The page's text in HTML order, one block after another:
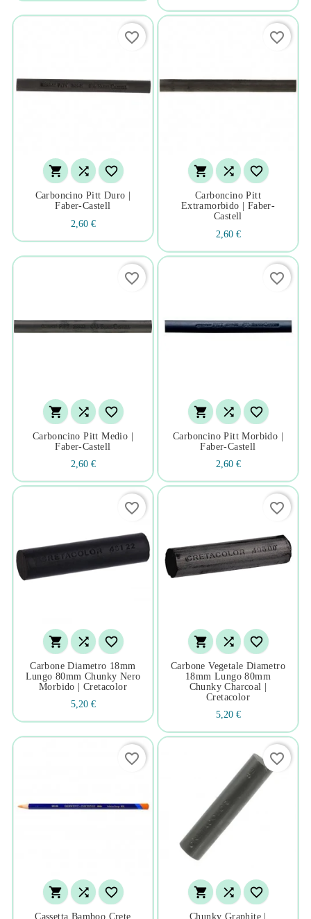
  
Carboncino Pitt Duro |
Faber-Castell
2,60 €
favorite_border
  
Carboncino Pitt
Extramorbido | Faber-
Castell
2,60 €
favorite_border
  
Carboncino Pitt Medio |
Faber-Castell
2,60 €
favorite_border
  
Carboncino Pitt Morbido |
Faber-Castell
2,60 €
favorite_border
  
Carbone Diametro 18mm
Lungo 80mm Chunky Nero
Morbido | Cretacolor
5,20 €
favorite_border
  
Carbone Vegetale Diametro
18mm Lungo 80mm
Chunky Charcoal |
Cretacolor
5,20 €
favorite_border
  
Cassetta Bamboo Crete
favorite_border
  
Chunky Graphite |
favorite_border